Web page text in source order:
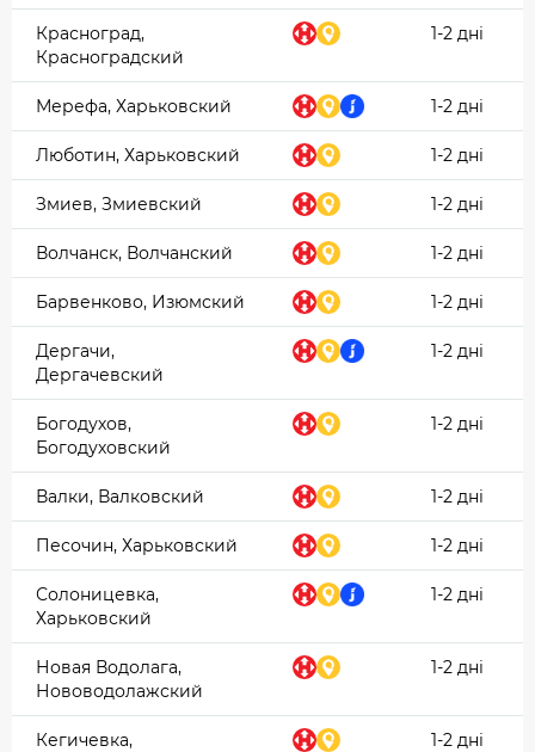
Красноград,
Красноградский
1-2 дні
Мерефа, Харьковский 1-2 дні
Люботин, Харьковский 1-2 дні
Змиев, Змиевский 1-2 дні
Волчанск, Волчанский 1-2 дні
Барвенково, Изюмский 1-2 дні
Дергачи,
Дергачевский
1-2 дні
Богодухов,
Богодуховский
1-2 дні
Валки, Валковский 1-2 дні
Песочин, Харьковский 1-2 дні
Солоницевка,
Харьковский
1-2 дні
Новая Водолага,
Нововодолажский
1-2 дні
Кегичевка,
1-2 дні